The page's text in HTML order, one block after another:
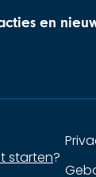
en
starten?